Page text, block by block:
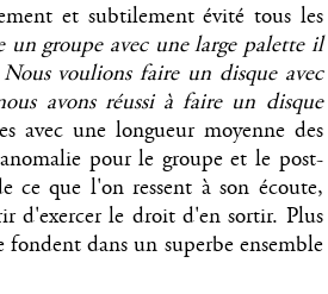
et subtilement évité tous les
un groupe avec une large palette il
Nous voulions faire un disque avec
avons réussi à faire un disque
avec une longueur moyenne des
pour le groupe et le post-
ce que l'on ressent à son écoute,
d'exercer le droit d'en sortir. Plus
fondent dans un superbe ensemble